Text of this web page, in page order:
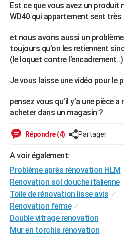
Art de vivre
Bien-être
Loisirs
Mode
Modes de vie
SANTE
Destinations
City break
Voyage nature
Voyage de noces
Forum
Climat
+PHOTO
CARTE DE VOEUX
Carte de Noël
Carte Bonne année
Carte Saint-Valentin
Carte Pâques
Carte d'anniversaire
DICTIONNAIRE
COPAINS D'AVANT
S'inscrire
Se connecter
Lycées
Collèges
Primaires
Universités
Entreprises
Service militaire
Avis de recherche
AVIS DE DÉCÈS
FORUM
Bricolage
Lifestyle
Culture
Sport
Auto
Television
Voyage
Cinema
Est ce que vous avez un produit
WD40 qui appartement sent
et nous avons aussi un
toujours qu’on les retiennent
(le loquet contre l’encadrement..)
Je vous laisse une vidéo pour le
pensez vous qu’il y’a une pièce
acheter dans un magasin ?
Répondre (4) Partager
A voir également:
Problème après rénovation HLM
Renovation sol douche italienne
Toile de rénovation lisse avis ✓
Renovation ferme ✓
Double vitrage renovation
Mur en torchis rénovation